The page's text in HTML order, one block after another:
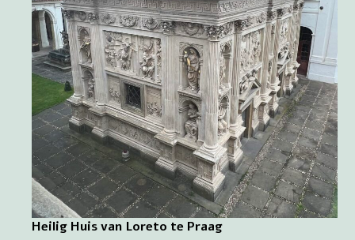
Heilig Huis van Loreto te Praag